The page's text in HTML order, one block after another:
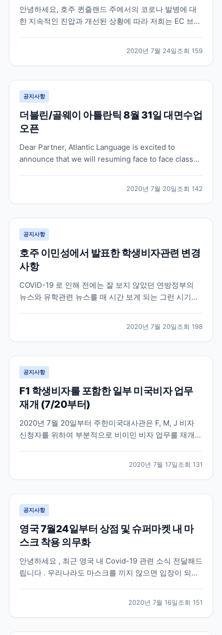
안녕하세요, 호주 퀸즐랜드 주에서의 코로나 발병에 대
한 지속적인 진압과 개선된 상황에 따라 저희는 EC 브리
일간 (월요일, 화요일, 수요일) 캠퍼스 내에서 대면수업
이 진행되며, 목요일과 금요일 에는 온라인 수업...
2020년 7월 24일조회 159
공지사항
더블린/골웨이 아틀란틱 8월 31일 대면수업
오픈
Dear Partner, Atlantic Language is excited to
announce that we will resuming face to face classes
2020년 7월 20일조회 142
공지사항
호주 이민성에서 발표한 학생비자관련 변경
사항
COVID-19 로 인해 전에는 잘 보지 않았던 연방정부의
뉴스와 유학관련 뉴스를 매 시간 보게 되는 그런 시기이
기들은 나올것이지만 오늘 이민성 장관이 발표한 학생
비자 및 485 (Post-study work v...
2020년 7월 20일조회 198
공지사항
F1 학생비자를 포함한 일부 미국비자 업무
재개 (7/20부터)
2020년 7월 20일부터 주한미국대사관은 F, M, J 비자
신청자를 위하여 부분적으로 비이민 비자 업무를 재개한
신청자가 단시간에 많이 몰릴 것으로 예상이 됩니다. 미
국 대사관에서도 발급 절차가 진행되지 못한 수...
2020년 7월 17일조회 131
공지사항
영국 7월24일부터 상점 및 슈퍼마켓 내 마
스크 착용 의무화
안녕하세요 , 최근 영국 내 Covid-19 관련 소식 전달해드
립니다 . 우리나라도 마스크를 끼지 않으면 입장이 되지
화 된다고 합니다 . 지난 5 월 중순에는 퍼블릭 공간에서
face coverin...
2020년 7월 16일조회 151